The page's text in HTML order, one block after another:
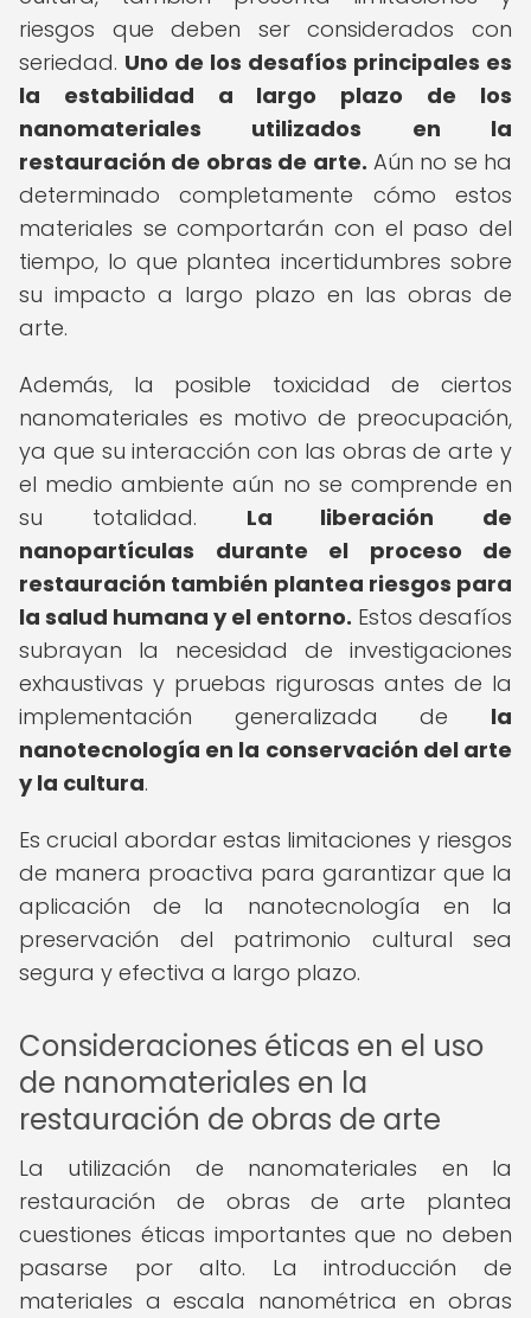
riesgos que deben ser considerados con
seriedad. Uno de los desafíos principales es
la estabilidad a largo plazo de los
nanomateriales utilizados en la
restauración de obras de arte. Aún no se ha
determinado completamente cómo estos
materiales se comportarán con el paso del
tiempo, lo que plantea incertidumbres sobre
su impacto a largo plazo en las obras de
arte.
Además, la posible toxicidad de ciertos
nanomateriales es motivo de preocupación,
ya que su interacción con las obras de arte y
el medio ambiente aún no se comprende en
su totalidad. La liberación de
nanopartículas durante el proceso de
restauración también plantea riesgos para
la salud humana y el entorno. Estos desafíos
subrayan la necesidad de investigaciones
exhaustivas y pruebas rigurosas antes de la
implementación generalizada de la
nanotecnología en la conservación del arte
y la cultura.
Es crucial abordar estas limitaciones y riesgos
de manera proactiva para garantizar que la
aplicación de la nanotecnología en la
preservación del patrimonio cultural sea
segura y efectiva a largo plazo.
Consideraciones éticas en el uso
de nanomateriales en la
restauración de obras de arte
La utilización de nanomateriales en la
restauración de obras de arte plantea
cuestiones éticas importantes que no deben
pasarse por alto. La introducción de
materiales a escala nanométrica en obras